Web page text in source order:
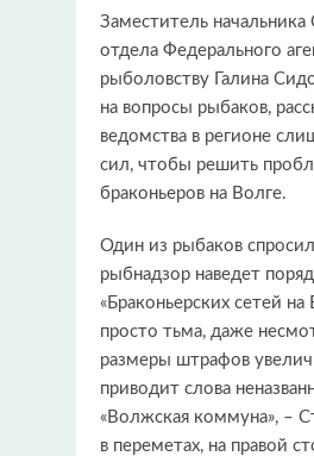
Заместитель начальника
отдела Федерального
рыболовству Галина
на вопросы рыбаков,
ведомства в регионе
сил, чтобы решить
браконьеров на Волге.
Один из рыбаков
рыбнадзор наведет
«Браконьерских сетей на
просто тьма, даже
размеры штрафов
приводит слова
«Волжская коммуна», –
в переметах, на правой